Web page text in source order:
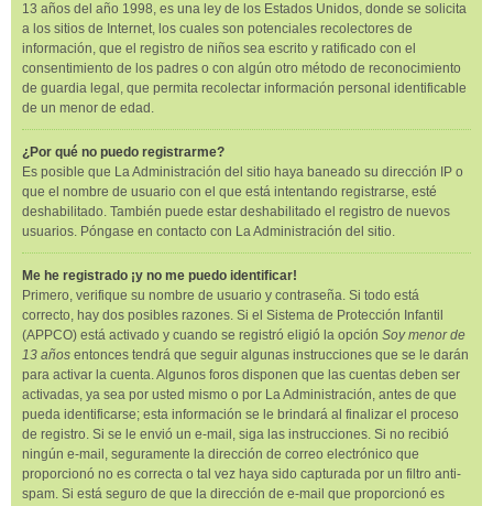
13 años del año 1998, es una ley de los Estados Unidos, donde se solicita
a los sitios de Internet, los cuales son potenciales recolectores de
información, que el registro de niños sea escrito y ratificado con el
consentimiento de los padres o con algún otro método de reconocimiento
de guardia legal, que permita recolectar información personal identificable
de un menor de edad.
¿Por qué no puedo registrarme?
Es posible que La Administración del sitio haya baneado su dirección IP o
que el nombre de usuario con el que está intentando registrarse, esté
deshabilitado. También puede estar deshabilitado el registro de nuevos
usuarios. Póngase en contacto con La Administración del sitio.
Me he registrado ¡y no me puedo identificar!
Primero, verifique su nombre de usuario y contraseña. Si todo está
correcto, hay dos posibles razones. Si el Sistema de Protección Infantil
(APPCO) está activado y cuando se registró eligió la opción Soy menor de
13 años entonces tendrá que seguir algunas instrucciones que se le darán
para activar la cuenta. Algunos foros disponen que las cuentas deben ser
activadas, ya sea por usted mismo o por La Administración, antes de que
pueda identificarse; esta información se le brindará al finalizar el proceso
de registro. Si se le envió un e-mail, siga las instrucciones. Si no recibió
ningún e-mail, seguramente la dirección de correo electrónico que
proporcionó no es correcta o tal vez haya sido capturada por un filtro anti-
spam. Si está seguro de que la dirección de e-mail que proporcionó es